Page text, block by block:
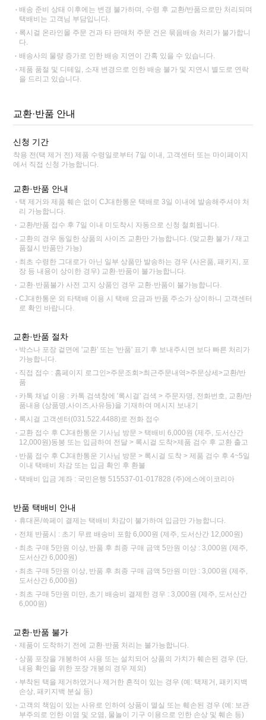
배송 준비 상태 이후에는 변경 불가하며, 수령 후 교환/반품으로만 처리되며
택배비는 고객님 부담입니다.
록시걸 온라인몰 주문 건과 타 판매처 주문 건은 묶음배송 처리가 불가합니
다.
배송사의 물량 증가로 인한 배송 지연이 간혹 있을 수 있습니다.
제품 품절 및 디테일, 소재 변경으로 인한 배송 불가 및 지연시 별도로 연락
을 드리고 있습니다.
교환·반품 안내
신청 기간
착용 전(택 제거 전) 제품 수령일로부터 7일 이내, 고객센터 또는 마이페이지
에서 직접 신청 가능합니다.
교환·반품 안내
택 제거와 제품 훼손 없이 CJ대한통운 택배로 3일 이내에 발송해주셔야 처
리 가능합니다.
교환/반품 접수 후 7일 이내 미도착시 자동으로 신청 철회됩니다.
교환의 경우 동일한 상품의 사이즈 교환만 가능합니다. (맞교환 불가 / 재고
품절시 반품만 가능)
최초 수령한 그대로가 아닌 일부 상품만 발송하는 경우 (사은품, 패키지, 포
장 등 내용이 상이한 경우) 교환·반품이 불가능합니다.
교환·반품불가 사전 고지 상품인 경우 교환·반품이 불가능합니다.
CJ대한통운 외 타택배 이용 시 택배 요금과 반품 주소가 상이하니 고객센터
로 확인 바랍니다.
교환·반품 절차
박스나 포장 겉면에 '교환' 또는 '반품' 표기 후 보내주시면 보다 빠른 처리가
가능합니다.
직접 접수 : 홈페이지 로그인>주문조회>최근주문내역>주문상세>교환/반
품
카톡 채널 이용 : 카톡 검색창에 '록시걸' 검색 > 주문자명, 전화번호, 교환/반
품내용 (상품명,사이즈,사유등)을 기재하여 메시지 보내기
록시걸 고객센터(031.522.4488)로 전화 접수
교환 접수 후 CJ대한통운 기사님 방문 > 택배비 6,000원 (제주, 도서산간
12,000원)동봉 또는 입금하여 전달 > 록시걸 도착>제품 검수 후 교환 출고
반품 접수 후 CJ대한통운 기사님 방문 > 록시걸 도착 > 제품 검수 후 4~5일
이내 택배비 차감 또는 입금 확인 후 환불
택배비 입금 계좌 : 국민은행 515537-01-017828 (주)에스에이코리아
반품 택배비 안내
휴대폰/쓱페이 결제는 택배비 차감이 불가하여 입금만 가능합니다.
전체 반품시 : 초기 무료 배송비 포함 6,000원 (제주, 도서산간 12,000원)
최초 구매 5만원 이상, 반품 후 최종 구매 금액 5만원 이상 : 3,000원 (제주,
도서산간 6,000원)
최초 구매 5만원 이상, 반품 후 최종 구매 금액 5만원 미만 : 3,000원 (제주,
도서산간 6,000원)
최초 구매 5만원 미만, 초기 배송비 결제한 경우 : 3,000원 (제주, 도서산간
6,000원)
교환·반품 불가
제품이 도착하기 전에 교환·반품 처리는 불가능합니다.
상품 포장을 개봉하여 사용 또는 설치되어 상품의 가치가 훼손된 경우 (단,
내용 확인을 위한 포장 개봉의 경우 제외)
부착된 택을 제거하였거나 제거한 흔적이 있는 경우 (예: 택제거, 패키지백
손상, 패키지백 분실 등)
고객의 책임이 있는 사유로 인하여 상품이 멸실 또는 훼손된 경우 (예: 보관
부주의로 인한 이염 및 오염, 물놀이 기구 이용으로 인한 손상 및 훼손 등)